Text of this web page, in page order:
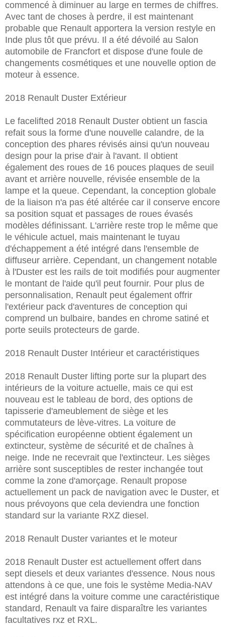
commencé à diminuer au large en termes de chiffres.
Avec tant de choses à perdre, il est maintenant
probable que Renault apportera la version restyle en
Inde plus tôt que prévu. Il a été dévoilé au Salon
automobile de Francfort et dispose d'une foule de
changements cosmétiques et une nouvelle option de
moteur à essence.
2018 Renault Duster Extérieur
Le facelifted 2018 Renault Duster obtient un fascia
refait sous la forme d'une nouvelle calandre, de la
conception des phares révisés ainsi qu'un nouveau
design pour la prise d'air à l'avant. Il obtient
également des roues de 16 pouces plaques de seuil
avant et arrière nouvelle, révisée ensemble de la
lampe et la queue. Cependant, la conception globale
de la liaison n'a pas été altérée car il conserve encore
sa position squat et passages de roues évasés
modèles définissant. L'arrière reste trop le même que
le véhicule actuel, mais maintenant le tuyau
d'échappement a été intégré dans l'ensemble de
diffuseur arrière. Cependant, un changement notable
à l'Duster est les rails de toit modifiés pour augmenter
le montant de l'aide qu'il peut fournir. Pour plus de
personnalisation, Renault peut également offrir
l'extérieur pack d'aventures de conception qui
comprend un bulbaire, bandes en chrome satiné et
porte seuils protecteurs de garde.
2018 Renault Duster Intérieur et caractéristiques
2018 Renault Duster lifting porte sur la plupart des
intérieurs de la voiture actuelle, mais ce qui est
nouveau est le tableau de bord, des options de
tapisserie d'ameublement de siège et les
commutateurs de lève-vitres. La voiture de
spécification européenne obtient également un
extincteur, système de sécurité et de chaînes à
neige. Inde ne recevrait que l'extincteur. Les sièges
arrière sont susceptibles de rester inchangée tout
comme la zone d'amorçage. Renault propose
actuellement un pack de navigation avec le Duster, et
nous prévoyons que cela deviendra une fonction
standard sur la variante RXZ diesel.
2018 Renault Duster variantes et le moteur
2018 Renault Duster est actuellement offert dans
sept diesels et deux variantes d'essence. Nous nous
attendons à ce que, une fois le système Media-NAV
est intégré dans la voiture comme une caractéristique
standard, Renault va faire disparaître les variantes
facultatives rxz et RXL.